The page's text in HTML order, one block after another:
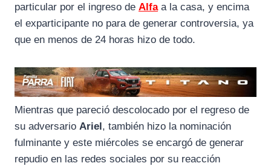
particular por el ingreso de Alfaa la casa, y encima
el exparticipante no para de generar controversia, ya
que en menos de 24 horas hizo de todo.
Mientras que pareció descolocado por el regreso de
su adversario Ariel, también hizo la nominación
fulminante y este miércoles se encargó de generar
repudio en las redes sociales por su reacción